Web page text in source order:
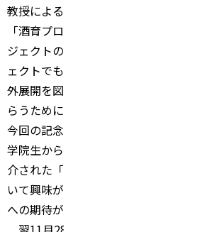
教授による「酒育プロジェクト」の紹
「酒育プロジェクト」は連合農学研
ジェクトの一つであり、連合農学研究
ェクトでもあります。この度、この酒
外展開を図り、メキシコでも広く日本
らうために、プロジェクトについて
今回の記念イベントを通し、参加した
学院生からは、「鳥取大学に留学した
介された「酒育プロジェクト」をきっ
いて興味がわいた」といった、今後
への期待が高まる感想が聞かれました